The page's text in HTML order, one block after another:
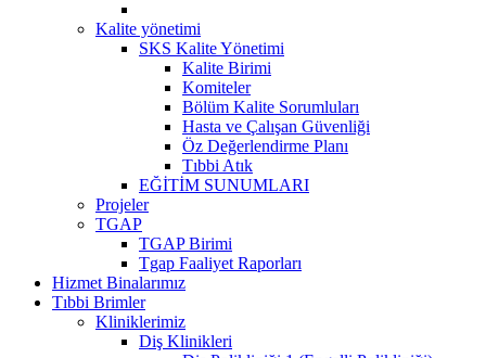
Kalite yönetimi
SKS Kalite Yönetimi
Kalite Birimi
Komiteler
Bölüm Kalite Sorumluları
Hasta ve Çalışan Güvenliği
Öz Değerlendirme Planı
Tıbbi Atık
EĞİTİM SUNUMLARI
Projeler
TGAP
TGAP Birimi
Tgap Faaliyet Raporları
Hizmet Binalarımız
Tıbbi Brimler
Kliniklerimiz
Diş Klinikleri